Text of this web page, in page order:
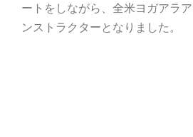
ートをしながら、全米ヨガアラ
ンストラクターとなりました。